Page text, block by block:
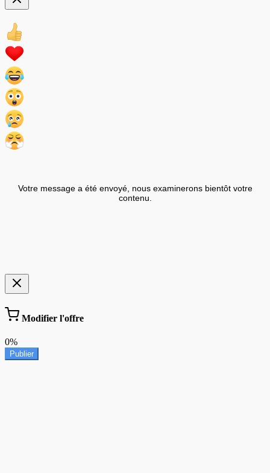
Votre message a été envoyé, nous examinerons bientôt votre
contenu.
Modifier l'offre
0%
Publier